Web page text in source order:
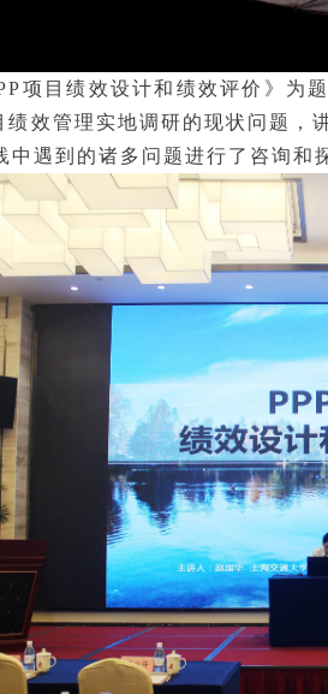
项目绩效设计和绩效评价》为
绩效管理实地调研的现状问题
中遇到的诸多问题进行了咨询和